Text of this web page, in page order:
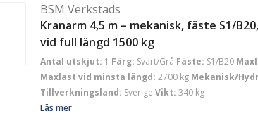
BSM Verkstads
Kranarm 4,5 m – mekanisk, fäste S1/
vid full längd 1500 kg
Antal utskjut: 1 Färg: Svart/Grå Fäste: S1/B20
Maxlast vid minsta längd: 2700 kg Mekanisk/
Tillverkningsland: Sverige Vikt: 340 kg
Läs mer